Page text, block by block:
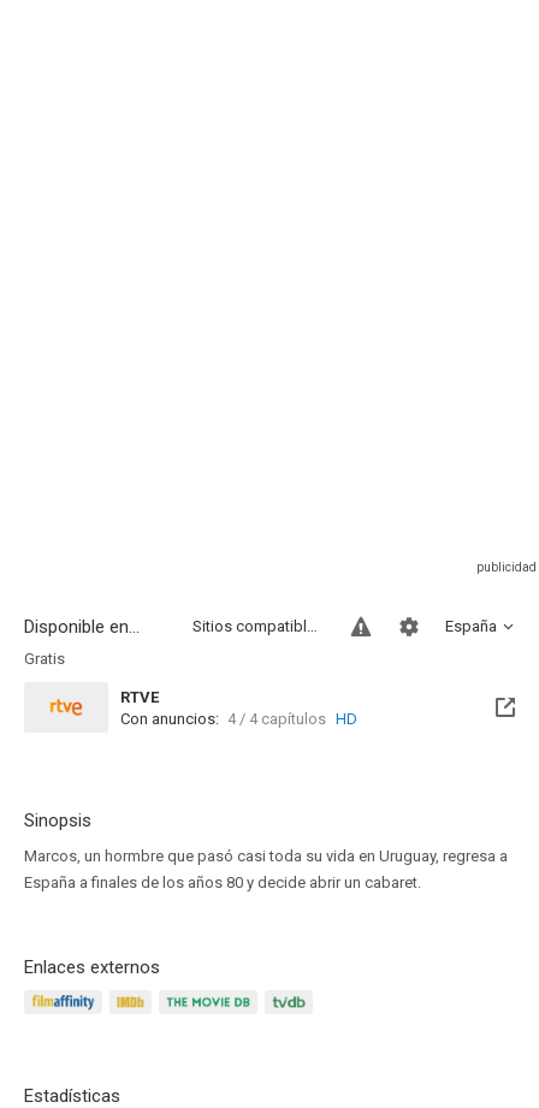
Disponible en... España
Sitios compatibles
Gratis
RTVE
Con anuncios: 4 / 4 capítulos HD
Sinopsis
Marcos, un hormbre que pasó casi toda su vida en Uruguay, regresa a
España a finales de los años 80 y decide abrir un cabaret.
Enlaces externos
Estadísticas